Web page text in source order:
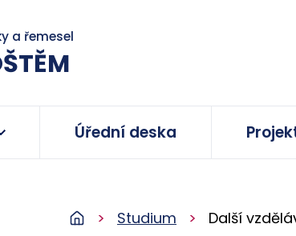
a řemesel
Úřední deska
Studium Další